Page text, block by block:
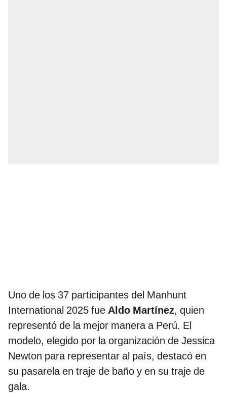
Uno de los 37 participantes del Manhunt
International 2025 fue Aldo Martínez, quien
representó de la mejor manera a Perú. El
modelo, elegido por la organización de Jessica
Newton para representar al país, destacó en
su pasarela en traje de baño y en su traje de
gala.